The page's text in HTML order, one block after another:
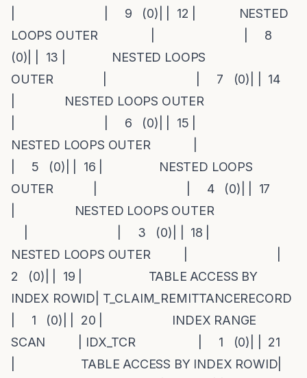
| | 9 (0)| | 12 | NESTED
LOOPS OUTER | | 8
(0)| | 13 | NESTED LOOPS
OUTER | | 7 (0)| | 14
| NESTED LOOPS OUTER
| | 6 (0)| | 15 |
NESTED LOOPS OUTER |
| 5 (0)| | 16 | NESTED LOOPS
OUTER | | 4 (0)| | 17
| NESTED LOOPS OUTER
| | 3 (0)| | 18 |
NESTED LOOPS OUTER | |
2 (0)| | 19 | TABLE ACCESS BY
INDEX ROWID| T_CLAIM_REMITTANCERECORD
| 1 (0)| | 20 | INDEX RANGE
SCAN | IDX_TCR | 1 (0)| | 21
| TABLE ACCESS BY INDEX ROWID|